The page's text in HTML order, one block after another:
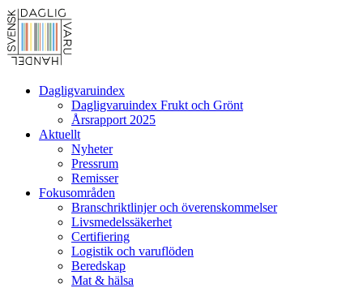
Dagligvaruindex
Dagligvaruindex Frukt och Grönt
Årsrapport 2025
Aktuellt
Nyheter
Pressrum
Remisser
Fokusområden
Branschriktlinjer och överenskommelser
Livsmedelssäkerhet
Certifiering
Logistik och varuflöden
Beredskap
Mat & hälsa